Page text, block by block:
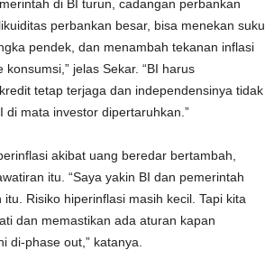
di BI turun, cadangan perbankan
perbankan besar, bisa menekan suku
pendek, dan menambah tekanan inflasi
jelas Sekar. “BI harus
tetap terjaga dan independensinya tidak
di mata investor dipertaruhkan.”
akibat uang beredar bertambah,
itu. “Saya yakin BI dan pemerintah
Risiko hiperinflasi masih kecil. Tapi kita
dan memastikan ada aturan kapan
di-phase out,” katanya.